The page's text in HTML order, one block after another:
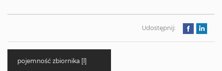
Udostępnij:
pojemność zbiornika [l]